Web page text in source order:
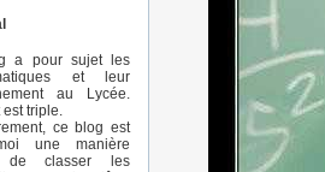
a pour sujet les
et leur
au Lycée.
est triple.
ce blog est
une manière
de classer les